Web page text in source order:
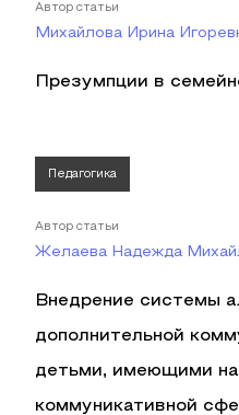
Автор статьи
Михайлова Ирина
Презумпции в
Педагогика
Автор статьи
Желаева Надежда
Внедрение системы
дополнительной
детьми, имеющими
коммуникативной